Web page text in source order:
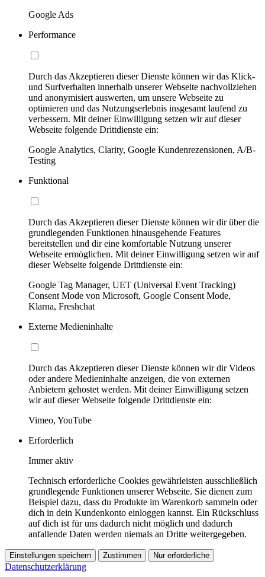
Google Ads
Performance
Durch das Akzeptieren dieser Dienste können wir das Klick-
und Surfverhalten innerhalb unserer Webseite nachvollziehen
und anonymisiert auswerten, um unsere Webseite zu
optimieren und das Nutzungserlebnis insgesamt laufend zu
verbessern. Mit deiner Einwilligung setzen wir auf dieser
Webseite folgende Drittdienste ein:
Google Analytics, Clarity, Google Kundenrezensionen, A/B-
Testing
Funktional
Durch das Akzeptieren dieser Dienste können wir dir über die
grundlegenden Funktionen hinausgehende Features
bereitstellen und dir eine komfortable Nutzung unserer
Webseite ermöglichen. Mit deiner Einwilligung setzen wir auf
dieser Webseite folgende Drittdienste ein:
Google Tag Manager, UET (Universal Event Tracking)
Consent Mode von Microsoft, Google Consent Mode,
Klarna, Freshchat
Externe Medieninhalte
Durch das Akzeptieren dieser Dienste können wir dir Videos
oder andere Medieninhalte anzeigen, die von externen
Anbietern gehostet werden. Mit deiner Einwilligung setzen
wir auf dieser Webseite folgende Drittdienste ein:
Vimeo, YouTube
Erforderlich
Immer aktiv
Technisch erforderliche Cookies gewährleisten ausschließlich
grundlegende Funktionen unserer Webseite. Sie dienen zum
Beispiel dazu, dass du Produkte im Warenkorb sammeln oder
dich in dein Kundenkonto einloggen kannst. Ein Rückschluss
auf dich ist für uns dadurch nicht möglich und dadurch
anfallende Daten werden niemals an Dritte weitergegeben.
Einstellungen speichern Zustimmen Nur erforderliche
Datenschutzerklärung